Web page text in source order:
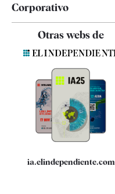
Corporativo
Quiénes somos
Especificaciones
Otras webs de
ia.elindependiente.com